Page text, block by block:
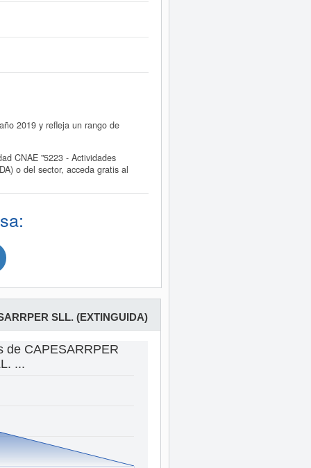
2019 y refleja un rango de
CNAE "5223 - Actividades
o del sector, acceda gratis al
SLL. (EXTINGUIDA)
de CAPESARRPER
...